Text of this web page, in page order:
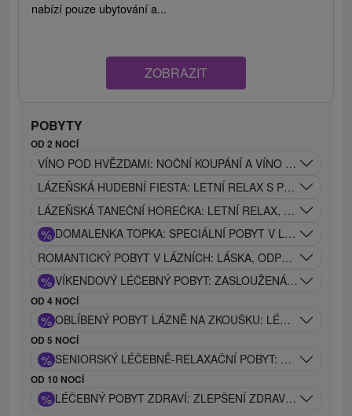
nabízí pouze ubytování a...
ZOBRAZIT
POBYTY
OD 2 NOCÍ
VÍNO POD HVĚZDAMI: NOČNÍ KOUPÁNÍ A VÍNO POD
LÁZEŇSKÁ HUDEBNÍ FIESTA: LETNÍ RELAX S
LÁZEŇSKÁ TANEČNÍ HOREČKA: LETNÍ RELAX, LÉČIVÉ
% DOMALENKA TOPKA: SPECIÁLNÍ POBYT V LÁZNÍCH V
ROMANTICKÝ POBYT V LÁZNÍCH: LÁSKA, ODPOČINEK A
% VÍKENDOVÝ LÉČEBNÝ POBYT: ZASLOUŽENÁ
OD 4 NOCÍ
% OBLÍBENÝ POBYT LÁZNĚ NA ZKOUŠKU: LÉČEBNÝ
OD 5 NOCÍ
% SENIORSKÝ LÉČEBNĚ-RELAXAČNÍ POBYT: ZLATÉ DNY
OD 10 NOCÍ
% LÉČEBNÝ POBYT ZDRAVÍ: ZLEPŠENÍ ZDRAVOTNÍHO